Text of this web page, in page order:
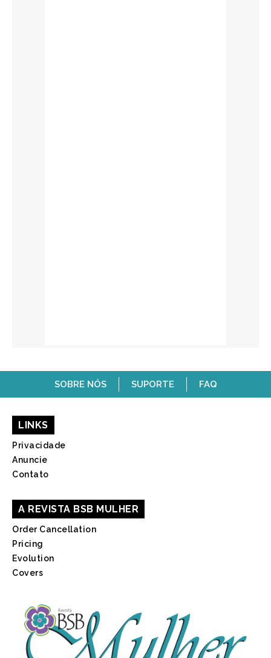
SOBRE NÓS SUPORTE FAQ
LINKS
Privacidade
Anuncie
Contato
A REVISTA BSB MULHER
Order Cancellation
Pricing
Evolution
Covers